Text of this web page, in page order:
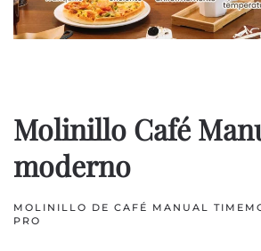
Molinillo Café
moderno
MOLINILLO DE CAFÉ MANUAL
PRO